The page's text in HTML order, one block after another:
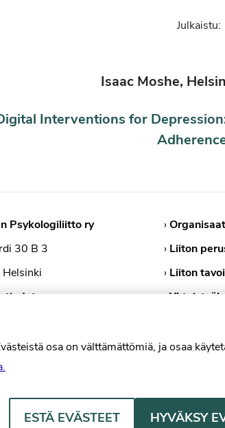
Julkaistu:
Isaac Moshe,
Interventions for
Psykologiliitto ry
30 B 3
›
› Liiton
› Liiton
›
osa on välttämättömiä, ja osaa
ESTÄ EVÄSTEET HYVÄKSY